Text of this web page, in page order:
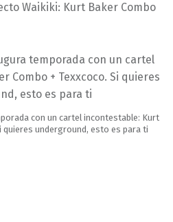
Waikiki: Kurt Baker Combo
con un cartel incontestable: Kurt
quieres underground, esto es para ti